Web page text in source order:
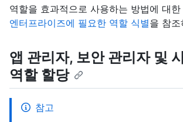
역할을 효과적으로 사용하는 방법에 대
엔터프라이즈에 필요한 역할 식별을 참조
앱 관리자, 보안 관리자 및
역할 할당
참고